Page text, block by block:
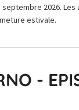
septembre 2026.
estivale.
-